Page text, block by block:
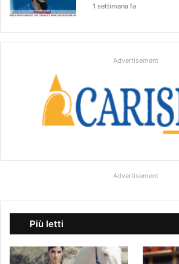
1 settimana fa
Advertisement
Advertisement
Più letti